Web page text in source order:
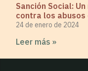
Sanción Social:
contra los abusos
24 de enero de 2024
Leer más »